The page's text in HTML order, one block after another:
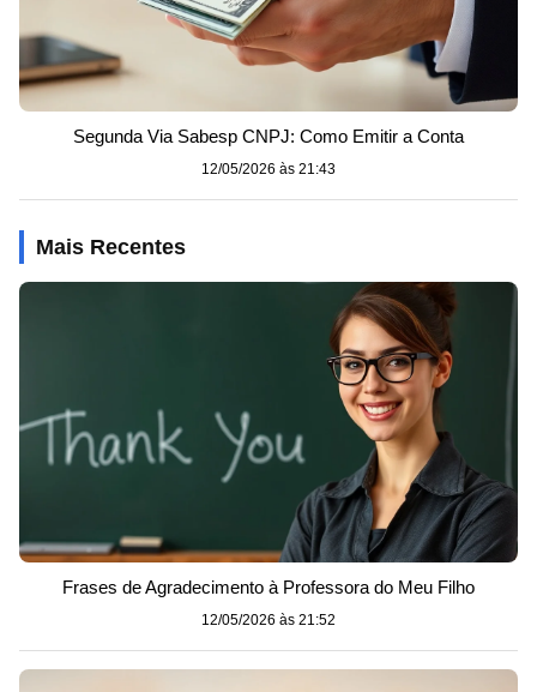
Segunda Via Sabesp CNPJ: Como Emitir a Conta
12/05/2026 às 21:43
Mais Recentes
Frases de Agradecimento à Professora do Meu Filho
12/05/2026 às 21:52